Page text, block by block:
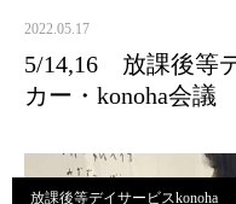
2022.05.17
5/14,16 放課後等
カー・konoha会議
放課後等デイサービスkonoha